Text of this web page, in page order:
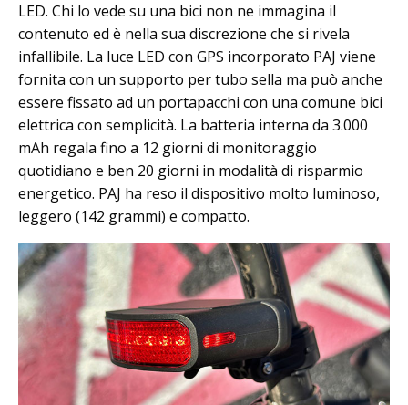
LED. Chi lo vede su una bici non ne immagina il
contenuto ed è nella sua discrezione che si rivela
infallibile. La luce LED con GPS incorporato PAJ viene
fornita con un supporto per tubo sella ma può anche
essere fissato ad un portapacchi con una comune bici
elettrica con semplicità. La batteria interna da 3.000
mAh regala fino a 12 giorni di monitoraggio
quotidiano e ben 20 giorni in modalità di risparmio
energetico. PAJ ha reso il dispositivo molto luminoso,
leggero (142 grammi) e compatto.